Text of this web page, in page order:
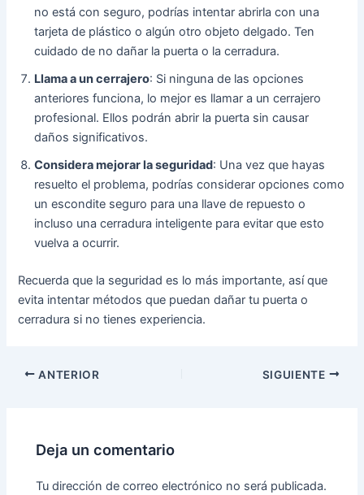
no está con seguro, podrías intentar abrirla con una
tarjeta de plástico o algún otro objeto delgado. Ten
cuidado de no dañar la puerta o la cerradura.
Llama a un cerrajero: Si ninguna de las opciones
anteriores funciona, lo mejor es llamar a un cerrajero
profesional. Ellos podrán abrir la puerta sin causar
daños significativos.
Considera mejorar la seguridad: Una vez que hayas
resuelto el problema, podrías considerar opciones como
un escondite seguro para una llave de repuesto o
incluso una cerradura inteligente para evitar que esto
vuelva a ocurrir.
Recuerda que la seguridad es lo más importante, así que
evita intentar métodos que puedan dañar tu puerta o
cerradura si no tienes experiencia.
ANTERIOR SIGUIENTE
Deja un comentario
Tu dirección de correo electrónico no será publicada.